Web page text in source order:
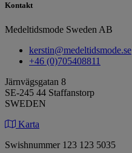
Kontakt
Medeltidsmode Sweden AB
kerstin@medeltidsmode.se
+46 (0)705408811
Järnvägsgatan 8
SE-245 44 Staffanstorp
SWEDEN
Karta
Swishnummer 123 123 5035